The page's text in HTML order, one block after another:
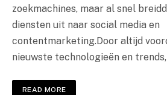
zoekmachines, maar al snel
diensten uit naar social media en
contentmarketing.Door altijd
nieuwste technologieën en
READ MORE